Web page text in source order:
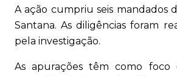
A ação cumpriu seis mandados
Santana. As diligências foram
pela investigação.
As apurações têm como foco